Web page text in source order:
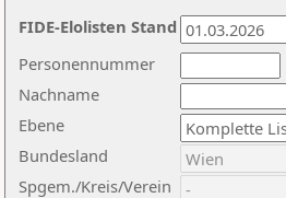
Nachname
Ebene
Personennummer
Bundesland
Spgem./Kreis/Verein
FIDE-Elolisten Stand